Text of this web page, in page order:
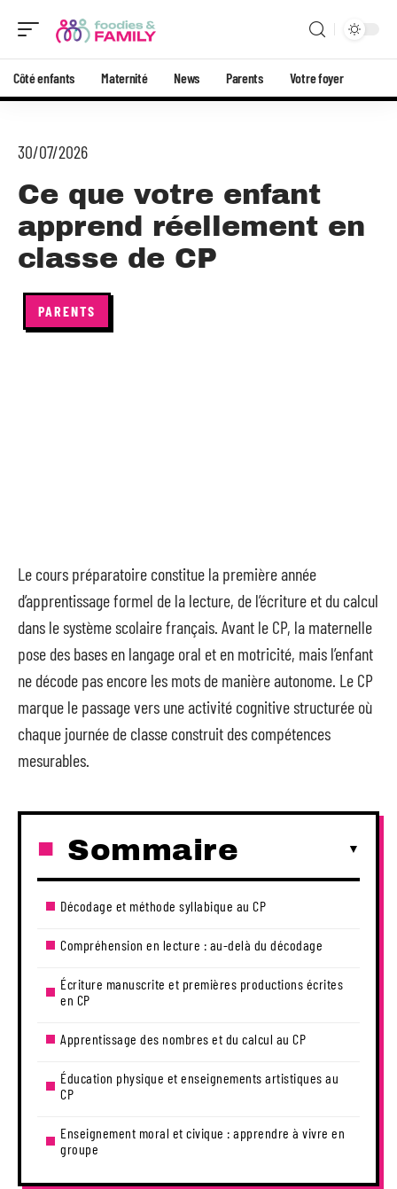
Côté enfants Maternité News Parents Votre foyer
30/07/2026
Ce que votre enfant
apprend réellement en
classe de CP
PARENTS
Le cours préparatoire constitue la première année
d’apprentissage formel de la lecture, de l’écriture et du calcul
dans le système scolaire français. Avant le CP, la maternelle
pose des bases en langage oral et en motricité, mais l’enfant
ne décode pas encore les mots de manière autonome. Le CP
marque le passage vers une activité cognitive structurée où
chaque journée de classe construit des compétences
mesurables.
Sommaire
Décodage et méthode syllabique au CP
Compréhension en lecture : au-delà du décodage
Écriture manuscrite et premières productions écrites
en CP
Apprentissage des nombres et du calcul au CP
Éducation physique et enseignements artistiques au
CP
Enseignement moral et civique : apprendre à vivre en
groupe